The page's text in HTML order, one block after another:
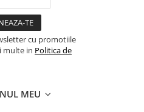
cu promotiile
multe in Politica de
MEU